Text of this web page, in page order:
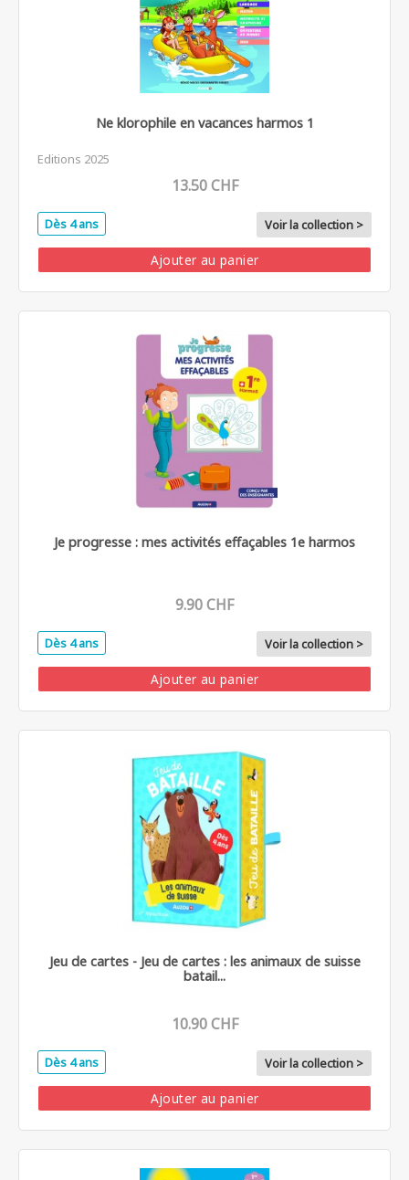
Ne klorophile en vacances harmos 1
Editions 2025
13.50 CHF
Dès 4 ans Voir la collection >
Ajouter au panier
Je progresse : mes activités effaçables 1e harmos
9.90 CHF
Dès 4 ans Voir la collection >
Ajouter au panier
Jeu de cartes - Jeu de cartes : les animaux de suisse
batail...
10.90 CHF
Dès 4 ans Voir la collection >
Ajouter au panier